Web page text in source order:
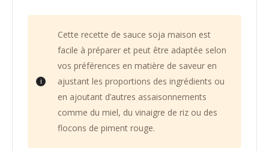
Cette recette de sauce soja maison est
facile à préparer et peut être adaptée selon
vos préférences en matière de saveur en
ajustant les proportions des ingrédients ou
en ajoutant d’autres assaisonnements
comme du miel, du vinaigre de riz ou des
flocons de piment rouge.